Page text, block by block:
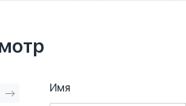
Сентябрь 2026
Имя